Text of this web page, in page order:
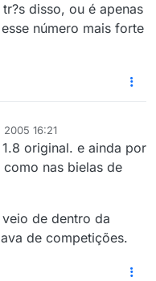
disso, ou é apenas
número mais forte
2005 16:21
original. e ainda por
nas bielas de
de dentro da
de competições.